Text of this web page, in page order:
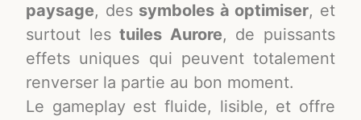
paysage, des symboles à optimiser, et
surtout lestuiles Aurore, de puissants
effets uniques qui peuvent totalement
renverser la partie au bon moment.
Le gameplay est fluide, lisible, et offre